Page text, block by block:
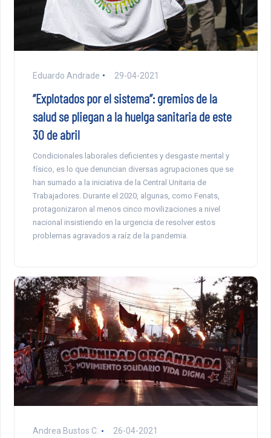
Eduardo Andrade 29-04-2021
“Explotados por el sistema”: gremios de la
salud se pliegan a la huelga sanitaria de este
30 de abril
Condicionales laborales deficientes y desgaste mental y
físico, es lo que denuncian diversas agrupaciones que se
han sumado a la iniciativa de la Central Unitaria de
Trabajadores. Durante el 2020, algunas, como Fenats,
protagonizaron al menos cinco movilizaciones a nivel
nacional insistiendo en la urgencia de resolver estos
problemas agravados a raíz de la pandemia.
Andrea Bustos C. 26-04-2021